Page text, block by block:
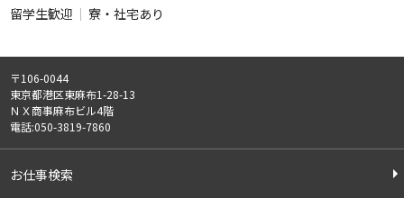
全ての条件をクリア
留学生歓迎
寮・社宅あり
〒106-0044
東京都港区東麻布1-28-13
ＮＸ商事麻布ビル4階
電話:050-3819-7860
お仕事検索